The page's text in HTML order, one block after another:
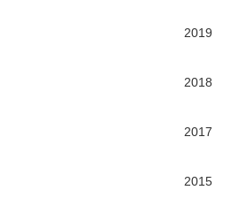
2019
2018
2017
2015